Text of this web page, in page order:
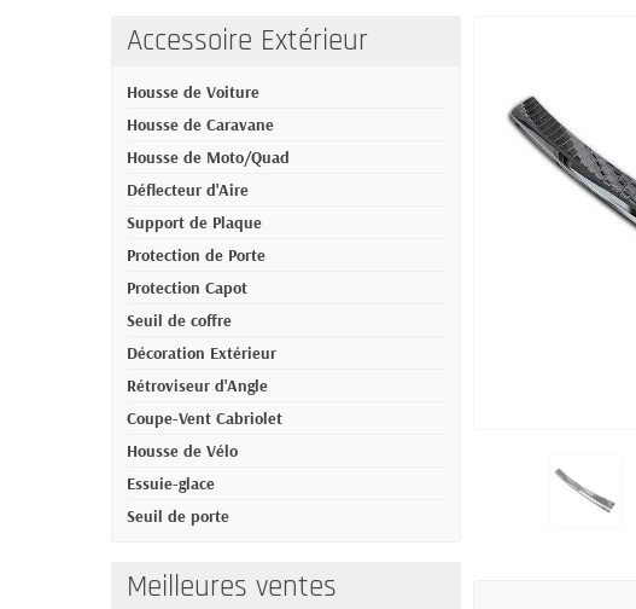
Accessoire Extérieur
Housse de Voiture
Housse de Caravane
Housse de Moto/Quad
Déflecteur d'Aire
Support de Plaque
Protection de Porte
Protection Capot
Seuil de coffre
Décoration Extérieur
Rétroviseur d'Angle
Coupe-Vent Cabriolet
Housse de Vélo
Essuie-glace
Seuil de porte
Meilleures ventes